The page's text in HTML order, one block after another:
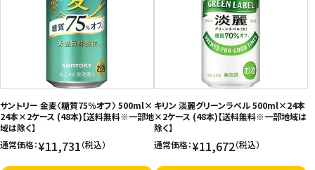
サントリー 金麦〈糖質75％オフ〉 500ml×
24本×2ケース (48本)【送料無料※一部地
域は除く】
通常価格：¥11,731（税込）
キリン 淡麗グリーンラベル 500ml×24本
×2ケース (48本)【送料無料※一部地域は
除く】
通常価格：¥11,672（税込）